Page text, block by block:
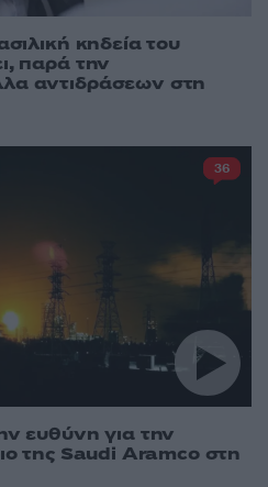
κηδεία του
παρά την
αντιδράσεων στη
ευθύνη για την
της Saudi Aramco στη
36